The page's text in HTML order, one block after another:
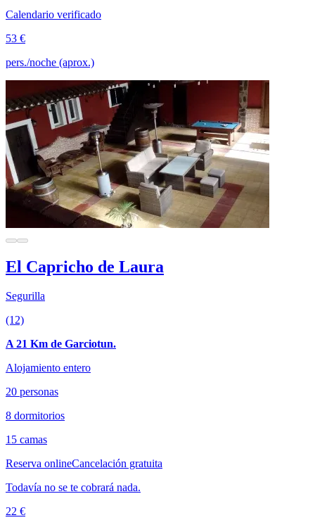
Calendario verificado
53 €
pers./noche (aprox.)
El Capricho de Laura
Segurilla
(12)
A 21 Km de Garciotun.
Alojamiento entero
20 personas
8 dormitorios
15 camas
Reserva onlineCancelación gratuita
Todavía no se te cobrará nada.
22 €